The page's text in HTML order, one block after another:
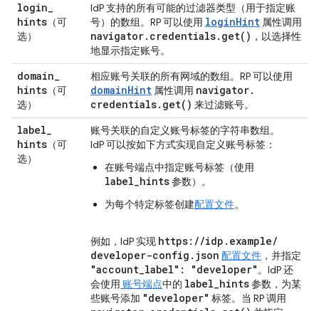
login_
hints （可
选）
IdP 支持的所有可能的过滤器类型（用于指定账
号）的数组。RP 可以使用 loginHint 属性调用
navigator. credentials. get( ) ，以选择性
地显示指定账号。
domain_
hints （可
选）
相应账号关联的所有网域的数组。RP 可以使用
domainHint 属性调用 navigator.
credentials. get( ) 来过滤账号。
label_
hints （可
选）
账号关联的自定义账号标签的字符串数组。
IdP 可以按如下方式实现自定义账号标签：
在账号端点中指定账号标签（使用
label_hints参数）。
为每个特定标签创建配置文件。
例如，IdP 实现 https: //idp . example/
developer-config . json 配置文件 ，并指定
"account_label": "developer"。IdP 还
会使用 账号端点中的 label_hints参数，为某
些账号添加 "developer" 标签。当 RP 调用